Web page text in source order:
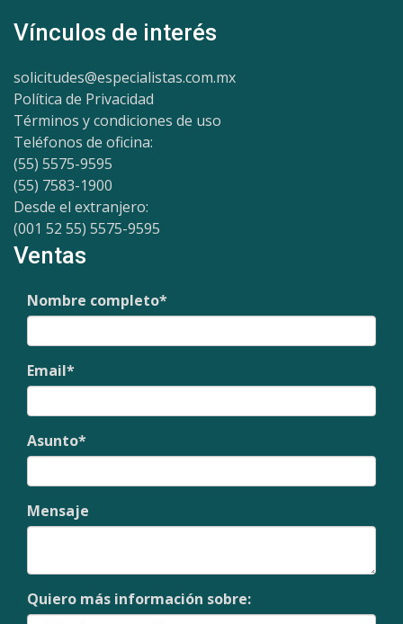
Vínculos de interés
solicitudes@especialistas.com.mx
Política de Privacidad
Términos y condiciones de uso
Teléfonos de oficina:
(55) 5575-9595
(55) 7583-1900
Desde el extranjero:
(001 52 55) 5575-9595
Ventas
Nombre completo*
Email*
Asunto*
Mensaje
Quiero más información sobre: